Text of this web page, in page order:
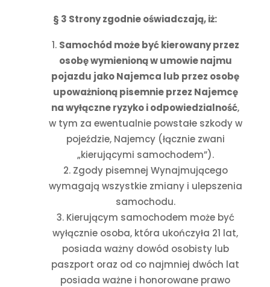
§ 3 Strony zgodnie oświadczają, iż:
Samochód może być kierowany przez
osobę wymienioną w umowie najmu
pojazdu jako Najemca lub przez osobę
upoważnioną pisemnie przez Najemcę
na wyłączne ryzyko i odpowiedzialność,
w tym za ewentualnie powstałe szkody w
pojeździe, Najemcy (łącznie zwani
„kierującymi samochodem”).
Zgody pisemnej Wynajmującego
wymagają wszystkie zmiany i ulepszenia
samochodu.
Kierującym samochodem może być
wyłącznie osoba, która ukończyła 21 lat,
posiada ważny dowód osobisty lub
paszport oraz od co najmniej dwóch lat
posiada ważne i honorowane prawo